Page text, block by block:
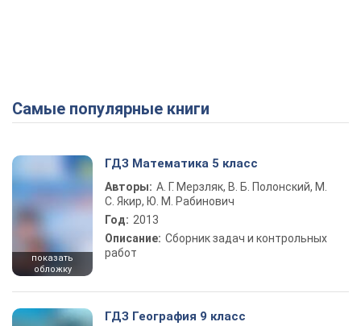
Самые популярные книги
показать
обложку
ГДЗ Математика 5 класс
Авторы: А. Г. Мерзляк, В. Б. Полонский, М.
С. Якир, Ю. М. Рабинович
Год: 2013
Описание: Сборник задач и контрольных
работ
ГДЗ География 9 класс